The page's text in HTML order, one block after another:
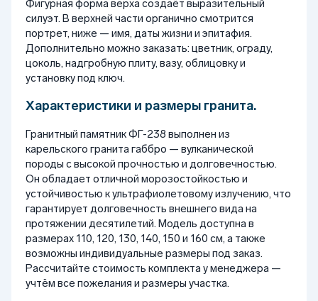
Фигурная форма верха создаёт выразительный
силуэт. В верхней части органично смотрится
портрет, ниже — имя, даты жизни и эпитафия.
Дополнительно можно заказать: цветник, ограду,
цоколь, надгробную плиту, вазу, облицовку и
установку под ключ.
Характеристики и размеры гранита.
Гранитный памятник ФГ-238 выполнен из
карельского гранита габбро — вулканической
породы с высокой прочностью и долговечностью.
Он обладает отличной морозостойкостью и
устойчивостью к ультрафиолетовому излучению, что
гарантирует долговечность внешнего вида на
протяжении десятилетий. Модель доступна в
размерах 110, 120, 130, 140, 150 и 160 см, а также
возможны индивидуальные размеры под заказ.
Рассчитайте стоимость комплекта у менеджера —
учтём все пожелания и размеры участка.